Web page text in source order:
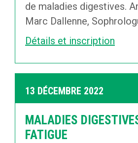
de maladies digestives.
Marc Dallenne,
Détails et inscription
13 DÉCEMBRE 2022
MALADIES
FATIGUE